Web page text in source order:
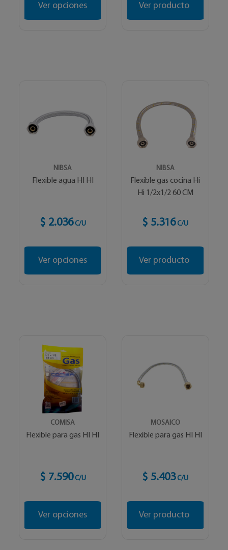
Ver opciones Ver producto
NIBSA
Flexible agua HI HI
$ 2.036 C/U
Ver opciones
NIBSA
Flexible gas cocina Hi
Hi 1/2x1/2 60 CM
$ 5.316 C/U
Ver producto
COMISA
Flexible para gas HI HI
$ 7.590 C/U
Ver opciones
MOSAICO
Flexible para gas HI HI
$ 5.403 C/U
Ver producto